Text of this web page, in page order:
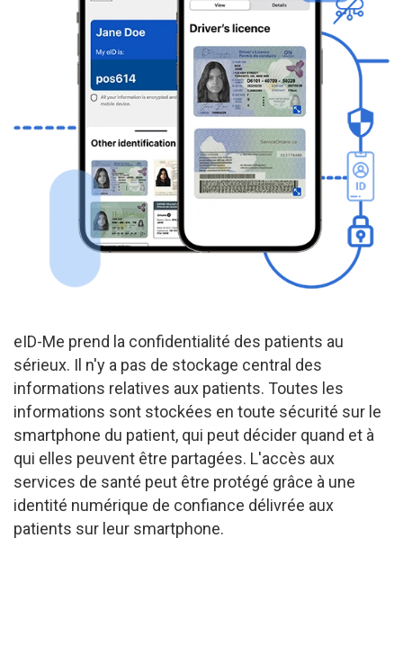
eID-Me prend la confidentialité des patients au
sérieux. Il n'y a pas de stockage central des
informations relatives aux patients. Toutes les
informations sont stockées en toute sécurité sur le
smartphone du patient, qui peut décider quand et à
qui elles peuvent être partagées. L'accès aux
services de santé peut être protégé grâce à une
identité numérique de confiance délivrée aux
patients sur leur smartphone.